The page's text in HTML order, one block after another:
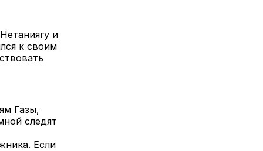
и
к своим
Газы,
следят
Если